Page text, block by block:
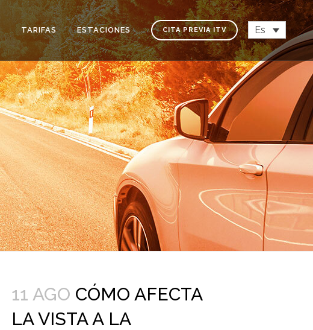
CITA PREVIA ITV Es
TARIFAS ESTACIONES
11 AGO CÓMO AFECTA
LA VISTA A LA